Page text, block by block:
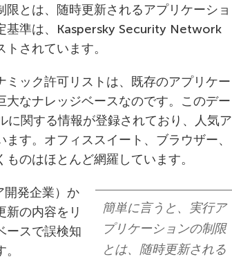
とは、随時更新されるアプリケーショ
基準は、Kaspersky Security Network
されています。
ック許可リストは、既存のアプリケー
なナレッジベースなのです。このデー
に関する情報が登録されており、人気ア
す。オフィススイート、ブラウザー、
のはほとんど網羅しています。
簡単に言うと、実行ア
プリケーションの制限
とは、随時更新される
開発企業）か
新の内容をリ
ースで誤検知